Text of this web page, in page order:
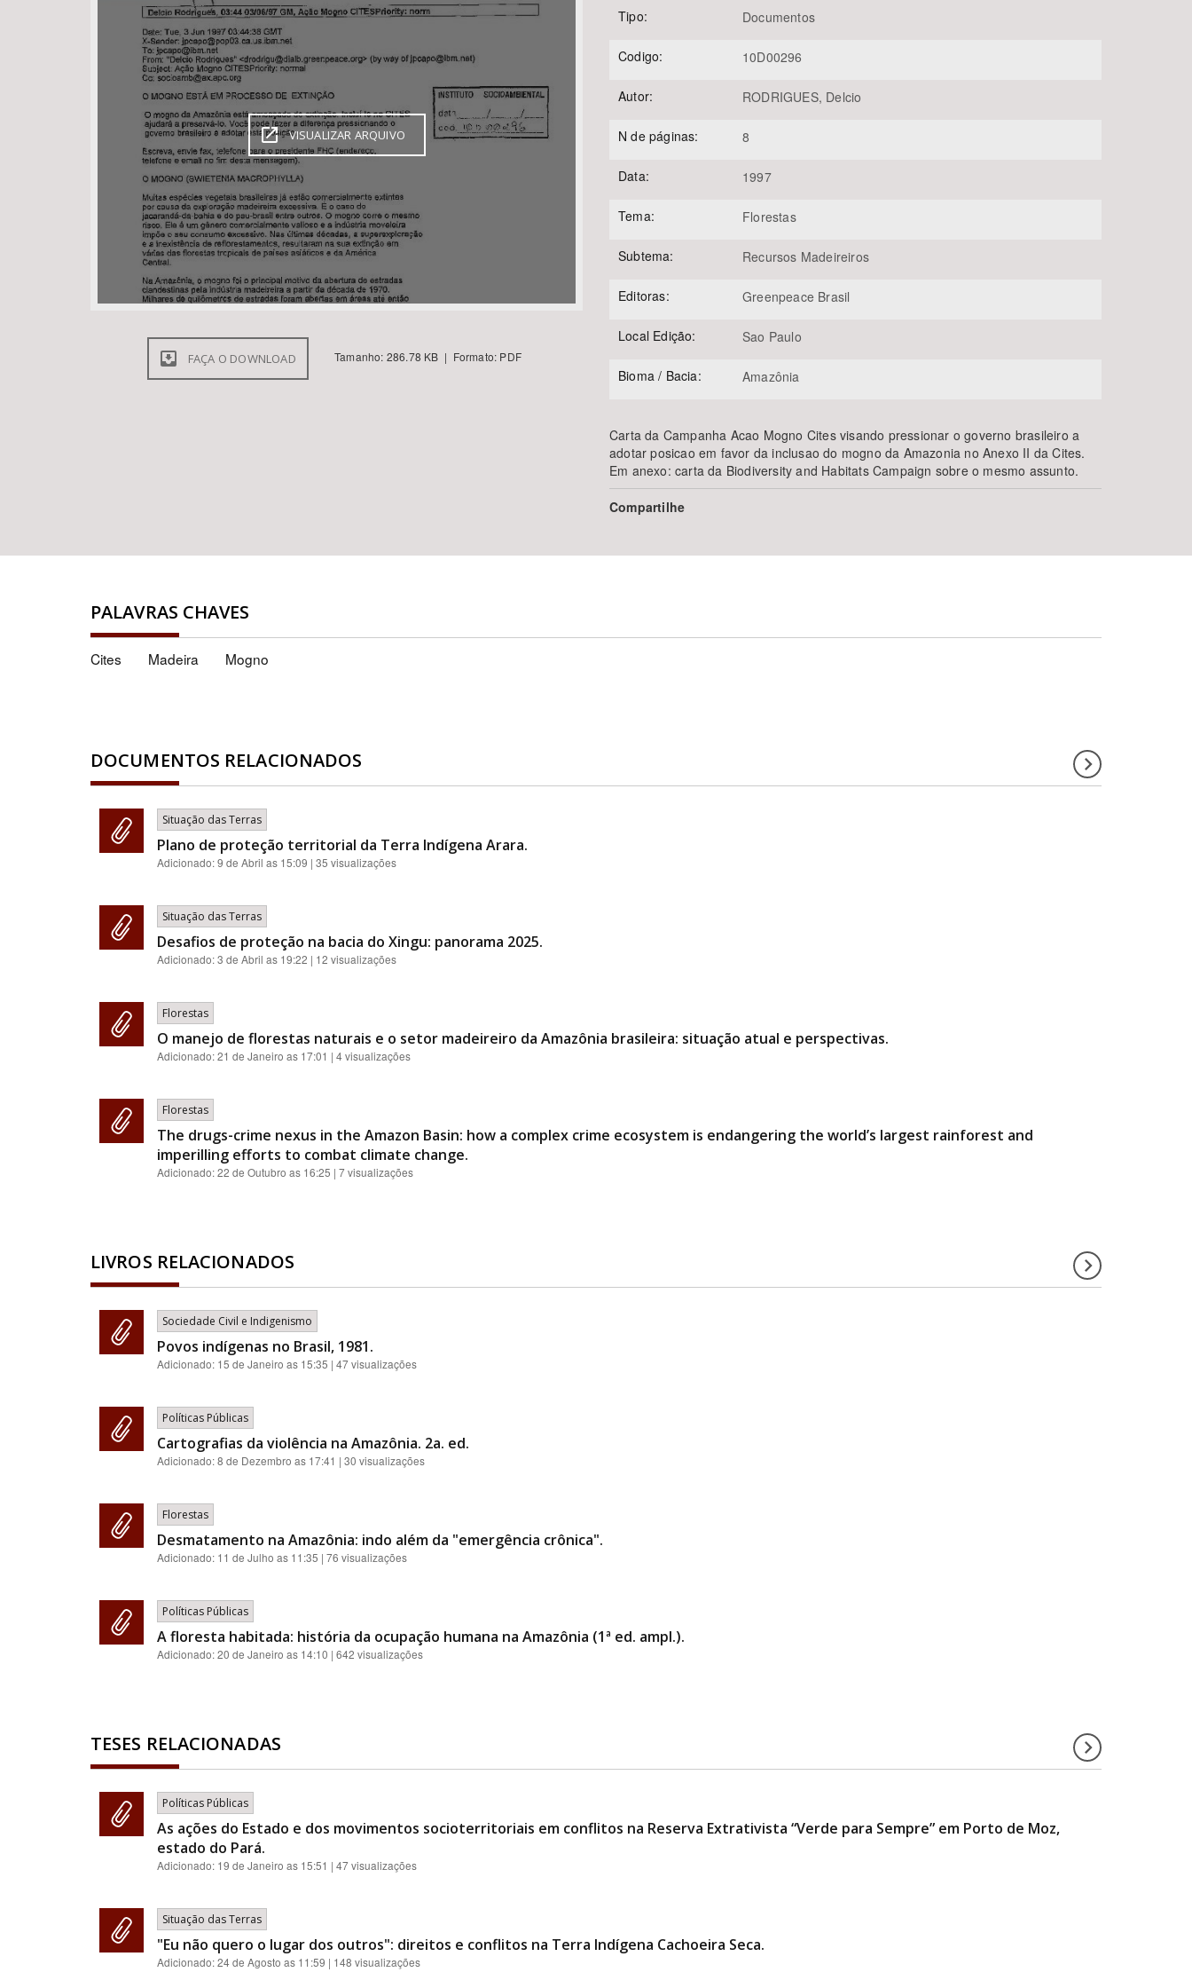
Área de Levantamento
VISUALIZAR ARQUIVO
FAÇA O DOWNLOAD Tamanho: 286.78 KB | Formato: PDF
Tipo: Documentos
Codigo: 10D00296
Autor: RODRIGUES, Delcio
N de páginas: 8
Data: 1997
Tema: Florestas
Subtema: Recursos Madeireiros
Editoras: Greenpeace Brasil
Local Edição: Sao Paulo
Bioma / Bacia: Amazônia
Carta da Campanha Acao Mogno Cites visando pressionar o governo brasileiro a
adotar posicao em favor da inclusao do mogno da Amazonia no Anexo II da Cites.
Em anexo: carta da Biodiversity and Habitats Campaign sobre o mesmo assunto.
Compartilhe
PALAVRAS CHAVES
Cites Madeira Mogno
DOCUMENTOS RELACIONADOS
Situação das Terras
Plano de proteção territorial da Terra Indígena Arara.
Adicionado:9 de Abril as 15:09 | 35 visualizações
Situação das Terras
Desafios de proteção na bacia do Xingu: panorama 2025.
Adicionado:3 de Abril as 19:22 | 12 visualizações
Florestas
O manejo de florestas naturais e o setor madeireiro da Amazônia brasileira: situação atual e perspectivas.
Adicionado:21 de Janeiro as 17:01 | 4 visualizações
Florestas
The drugs-crime nexus in the Amazon Basin: how a complex crime ecosystem is endangering the world’s largest rainforest and
imperilling efforts to combat climate change.
Adicionado:22 de Outubro as 16:25 | 7 visualizações
LIVROS RELACIONADOS
Sociedade Civil e Indigenismo
Povos indígenas no Brasil, 1981.
Adicionado: 15 de Janeiro as 15:35 | 47 visualizações
Políticas Públicas
Cartografias da violência na Amazônia. 2a. ed.
Adicionado:8 de Dezembro as 17:41 | 30 visualizações
Florestas
Desmatamento na Amazônia: indo além da "emergência crônica".
Adicionado: 11 de Julho as 11:35 | 76 visualizações
Políticas Públicas
A floresta habitada: história da ocupação humana na Amazônia (1ª ed. ampl.).
Adicionado:20 de Janeiro as 14:10 | 642 visualizações
TESES RELACIONADAS
Políticas Públicas
As ações do Estado e dos movimentos socioterritoriais em conflitos na Reserva Extrativista “Verde para Sempre” em Porto de Moz,
estado do Pará.
Adicionado: 19 de Janeiro as 15:51 | 47 visualizações
Situação das Terras
"Eu não quero o lugar dos outros": direitos e conflitos na Terra Indígena Cachoeira Seca.
Adicionado:24 de Agosto as 11:59 | 148 visualizações